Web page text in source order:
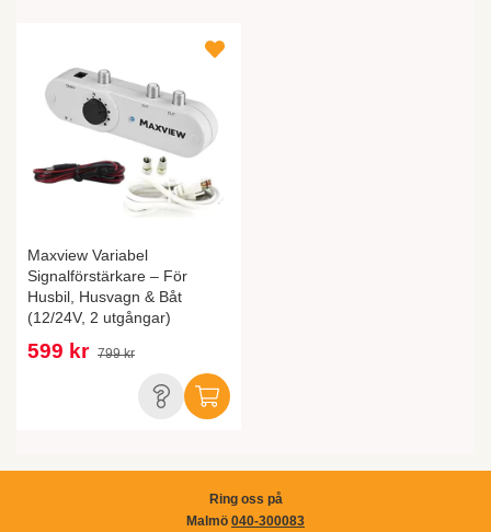
Maxview Variabel
Signalförstärkare – För
Husbil, Husvagn & Båt
(12/24V, 2 utgångar)
599 kr 799 kr
Ring oss på
Malmö 040-300083